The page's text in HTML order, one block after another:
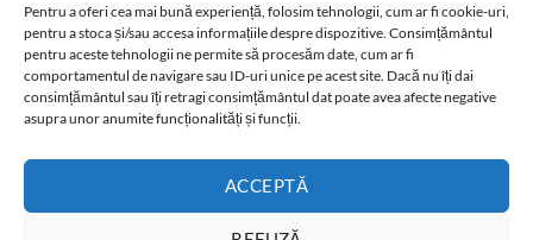
Pentru a oferi cea mai bună experiență, folosim tehnologii, cum ar fi cookie-uri,
pentru a stoca și/sau accesa informațiile despre dispozitive. Consimțământul
pentru aceste tehnologii ne permite să procesăm date, cum ar fi
comportamentul de navigare sau ID-uri unice pe acest site. Dacă nu îți dai
consimțământul sau îți retragi consimțământul dat poate avea afecte negative
asupra unor anumite funcționalități și funcții.
ACCEPTĂ
Informatii legale: